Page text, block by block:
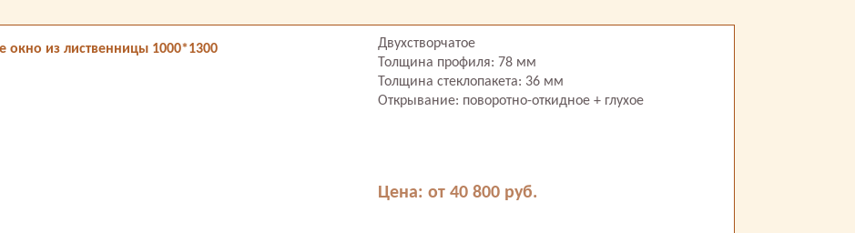
окно из лиственницы 1000*1300
Двухстворчатое
Толщина профиля: 78 мм
Толщина стеклопакета: 36 мм
Открывание: поворотно-откидное + глухое
Цена: от 40 800 руб.